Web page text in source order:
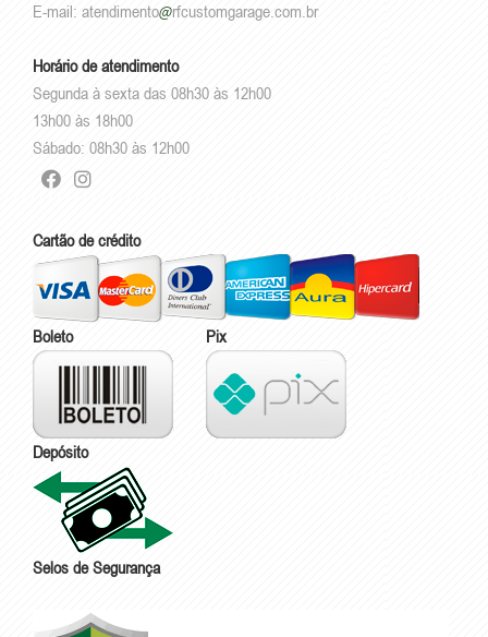
E-mail: atendimento rfcustomgarage.com.br
Horário de atendimento
Segunda à sexta das 08h30 às 12h00
13h00 às 18h00
Sábado: 08h30 às 12h00
Cartão de crédito
Boleto Pix
Depósito
Selos de Segurança